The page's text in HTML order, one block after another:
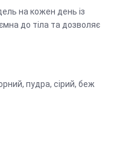
на кожен день із
до тіла та дозволяє
пудра, сірий, беж